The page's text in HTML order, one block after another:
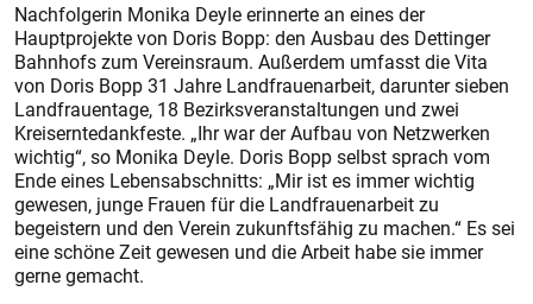
Nachfolgerin Monika Deyle erinnerte an eines der
Hauptprojekte von Doris Bopp: den Ausbau des Dettinger
Bahnhofs zum Vereinsraum. Außerdem umfasst die Vita
von Doris Bopp 31 Jahre Landfrauenarbeit, darunter sieben
Landfrauentage, 18 Bezirksveranstaltungen und zwei
Kreiserntedankfeste. „Ihr war der Aufbau von Netzwerken
wichtig“, so Monika Deyle. Doris Bopp selbst sprach vom
Ende eines Lebensabschnitts: „Mir ist es immer wichtig
gewesen, junge Frauen für die Landfrauenarbeit zu
begeistern und den Verein zukunftsfähig zu machen.“ Es sei
eine schöne Zeit gewesen und die Arbeit habe sie immer
gerne gemacht.